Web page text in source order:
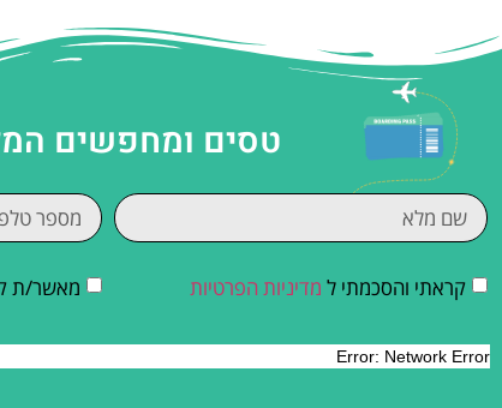
טסים ומחפשים
קראתי והסכמתי ל מדיניות הפרטיות מאשר/ת